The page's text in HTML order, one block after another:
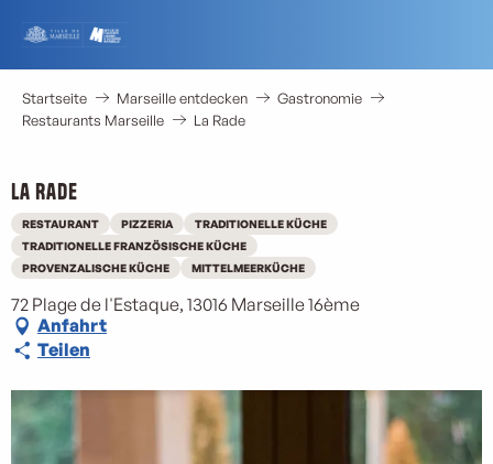
contenu
principal
Startseite Marseille entdecken
Gastronomie
Restaurants Marseille
La Rade
La Rade
RESTAURANT PIZZERIA
TRADITIONELLE KÜCHE
TRADITIONELLE FRANZÖSISCHE KÜCHE
PROVENZALISCHE KÜCHE
MITTELMEERKÜCHE
72 Plage de l'Estaque, 13016 Marseille 16ème
Anfahrt
Teilen